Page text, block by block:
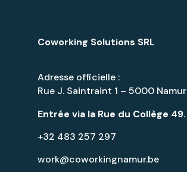
Coworking Solutions SRL
Adresse officielle :
Rue J. Saintraint 1 – 5000 Namur
Entrée via la Rue du Collège 49.
+32 483 257 297
work@coworkingnamur.be